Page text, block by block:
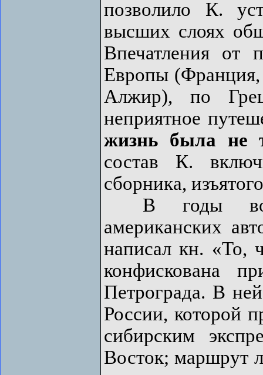
позволило К.
высших слоях
Впечатления от
Европы (Франция,
Алжир), по
неприятное
жизнь была не
состав К.
сборника,
В годы
американских
написал кн. «То,
конфискована
Петрограда. В
России, которой
сибирским
Восток; маршрут